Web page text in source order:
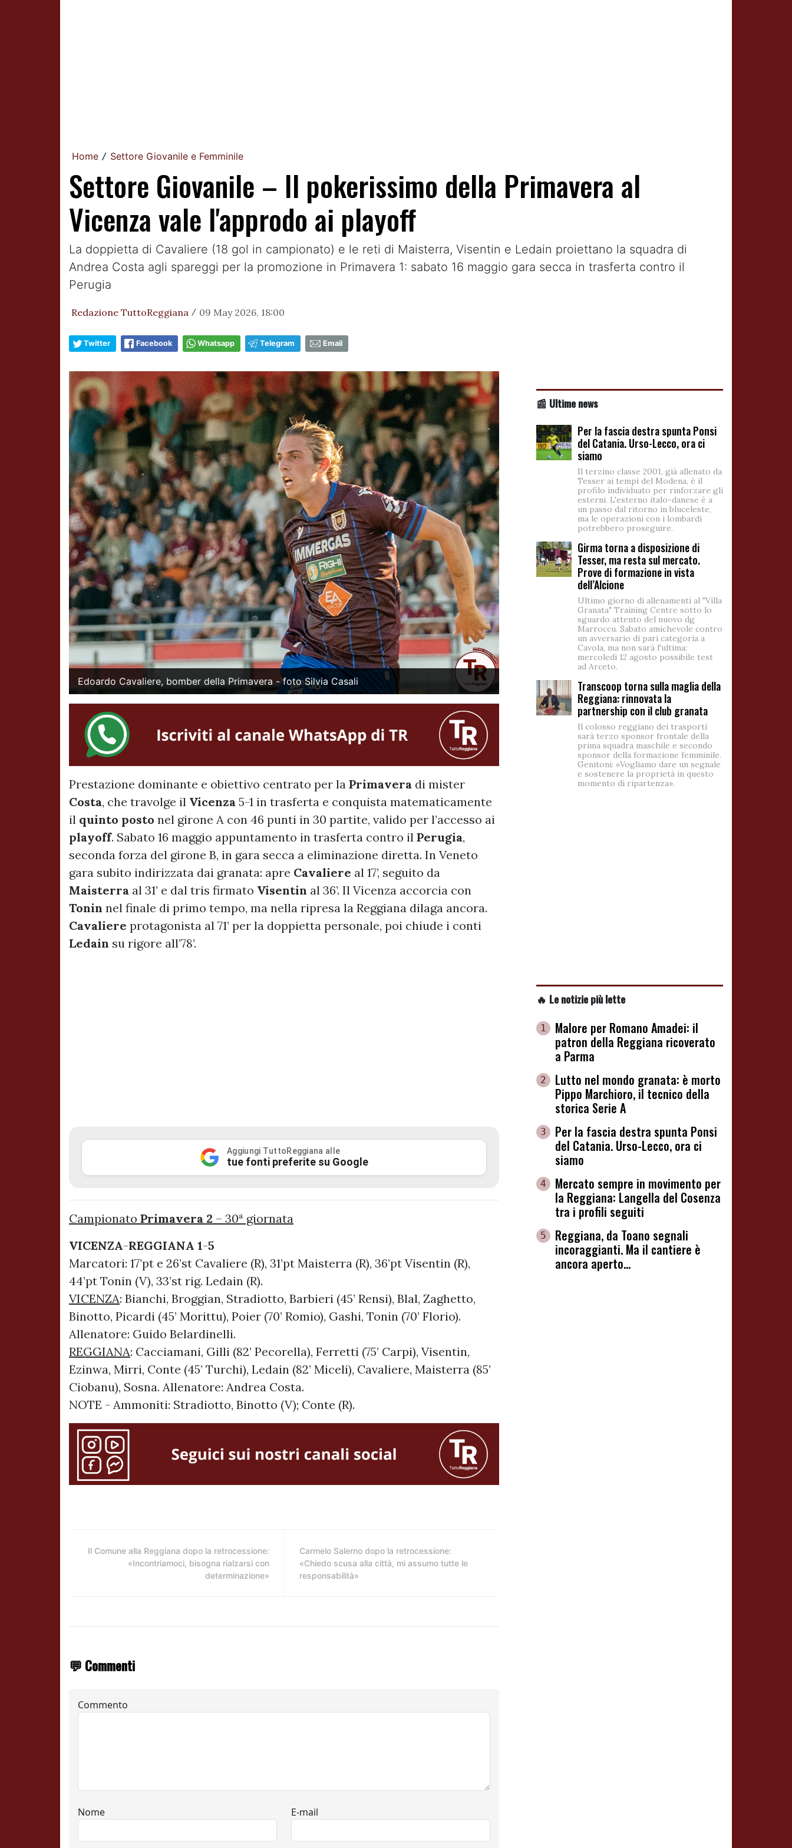
Home / Settore Giovanile e Femminile
Settore Giovanile – Il pokerissimo della Primavera al
Vicenza vale l'approdo ai playoff
La doppietta di Cavaliere (18 gol in campionato) e le reti di Maisterra, Visentin e Ledain proiettano la squadra di
Andrea Costa agli spareggi per la promozione in Primavera 1: sabato 16 maggio gara secca in trasferta contro il
Perugia
Redazione TuttoReggiana / 09 May 2026, 18:00
Twitter Facebook Whatsapp Telegram Email
Edoardo Cavaliere, bomber della Primavera - foto Silvia Casali
Prestazione dominante e obiettivo centrato per la Primavera di mister
Costa, che travolge il Vicenza 5-1 in trasferta e conquista matematicamente
il quinto posto nel girone A con 46 punti in 30 partite, valido per l’accesso ai
playoff. Sabato 16 maggio appuntamento in trasferta contro il Perugia,
seconda forza del girone B, in gara secca a eliminazione diretta. In Veneto
gara subito indirizzata dai granata: apre Cavaliere al 17’, seguito da
Maisterra al 31’ e dal tris firmato Visentin al 36’. Il Vicenza accorcia con
Tonin nel finale di primo tempo, ma nella ripresa la Reggiana dilaga ancora.
Cavaliere protagonista al 71’ per la doppietta personale, poi chiude i conti
Ledain su rigore all’78’.
Aggiungi TuttoReggiana alle
tue fonti preferite su Google
Campionato Primavera 2 – 30ª giornata
VICENZA-REGGIANA 1-5
Marcatori: 17’pt e 26’st Cavaliere (R), 31’pt Maisterra (R), 36’pt Visentin (R),
44’pt Tonin (V), 33’st rig. Ledain (R).
VICENZA: Bianchi, Broggian, Stradiotto, Barbieri (45’ Rensi), Blal, Zaghetto,
Binotto, Picardi (45’ Morittu), Poier (70’ Romio), Gashi, Tonin (70’ Florio).
Allenatore: Guido Belardinelli.
REGGIANA: Cacciamani, Gilli (82’ Pecorella), Ferretti (75’ Carpi), Visentin,
Ezinwa, Mirri, Conte (45’ Turchi), Ledain (82’ Miceli), Cavaliere, Maisterra (85’
Ciobanu), Sosna. Allenatore: Andrea Costa.
NOTE - Ammoniti: Stradiotto, Binotto (V); Conte (R).
Il Comune alla Reggiana dopo la retrocessione:
«Incontriamoci, bisogna rialzarsi con
determinazione»
Carmelo Salerno dopo la retrocessione:
«Chiedo scusa alla città, mi assumo tutte le
responsabilità»
💬 Commenti
📰 Ultime news
Per la fascia destra spunta Ponsi
del Catania. Urso-Lecco, ora ci
siamo
Il terzino classe 2001, già allenato da
Tesser ai tempi del Modena, è il
profilo individuato per rinforzare gli
esterni. L'esterno italo-danese è a
un passo dal ritorno in bluceleste,
ma le operazioni con i lombardi
potrebbero proseguire.
Girma torna a disposizione di
Tesser, ma resta sul mercato.
Prove di formazione in vista
dell’Alcione
Ultimo giorno di allenamenti al "Villa
Granata" Training Centre sotto lo
sguardo attento del nuovo dg
Marroccu. Sabato amichevole contro
un avversario di pari categoria a
Cavola, ma non sarà l'ultima:
mercoledì 12 agosto possibile test
ad Arceto.
Transcoop torna sulla maglia della
Reggiana: rinnovata la
partnership con il club granata
Il colosso reggiano dei trasporti
sarà terzo sponsor frontale della
prima squadra maschile e secondo
sponsor della formazione femminile.
Genitoni: «Vogliamo dare un segnale
e sostenere la proprietà in questo
momento di ripartenza».
🔥 Le notizie più lette
1
Malore per Romano Amadei: il
patron della Reggiana ricoverato
a Parma
2
Lutto nel mondo granata: è morto
Pippo Marchioro, il tecnico della
storica Serie A
3
Per la fascia destra spunta Ponsi
del Catania. Urso-Lecco, ora ci
siamo
4
Mercato sempre in movimento per
la Reggiana: Langella del Cosenza
tra i profili seguiti
5
Reggiana, da Toano segnali
incoraggianti. Ma il cantiere è
ancora aperto...